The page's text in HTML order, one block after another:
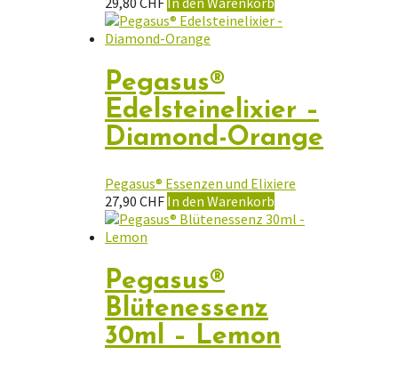
Pegasus®
Edelsteinelixier –
Diamond-Orange
Pegasus® Essenzen und Elixiere
27,90 CHF In den Warenkorb
Pegasus®
Blütenessenz
30ml – Lemon